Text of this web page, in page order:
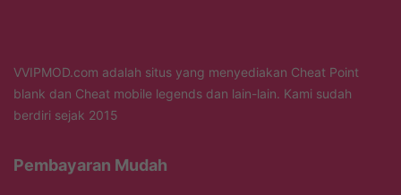
VVIPMOD.com adalah situs yang menyediakan Cheat Point
blank dan Cheat mobile legends dan lain-lain. Kami sudah
berdiri sejak 2015
Pembayaran Mudah